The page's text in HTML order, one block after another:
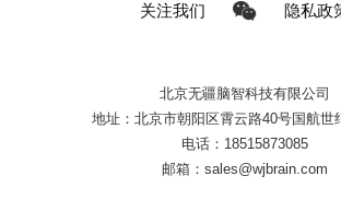
关注我们 隐私政
北京无疆脑智科技有限公司
地址：北京市朝阳区霄云路40号国航世
电话：18515873085
邮箱：sales@wjbrain.com